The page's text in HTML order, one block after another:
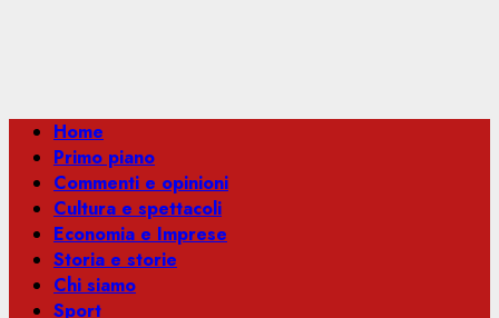
Menu
principale
Home
Primo piano
Commenti e opinioni
Cultura e spettacoli
Economia e Imprese
Storia e storie
Chi siamo
Sport